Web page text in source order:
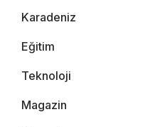
Karadeniz
Eğitim
Teknoloji
Magazin